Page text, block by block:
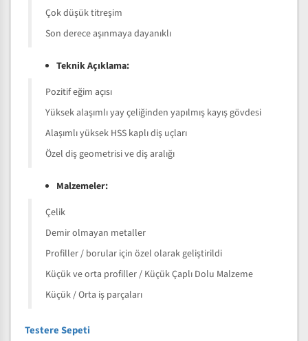
Çok düşük titreşim
Son derece aşınmaya dayanıklı
Teknik Açıklama:
Pozitif eğim açısı
Yüksek alaşımlı yay çeliğinden yapılmış kayış gövdesi
Alaşımlı yüksek HSS kaplı diş uçları
Özel diş geometrisi ve diş aralığı
Malzemeler:
Çelik
Demir olmayan metaller
Profiller / borular için özel olarak geliştirildi
Küçük ve orta profiller / Küçük Çaplı Dolu Malzeme
Küçük / Orta iş parçaları
Testere Sepeti